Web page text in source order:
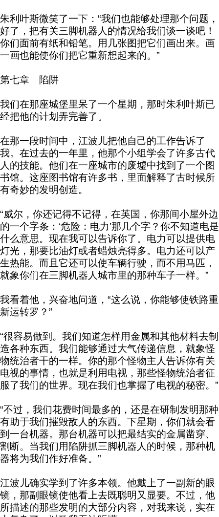
朱利叶斯微笑了一下：“我们也能够处理那个问题，
好了，把有关三脚机器人的情况给我们谈一谈吧！
你们面前有纸和铅笔。用几张图把它们画出来。画
一画也能使你们把它重新想起来的。”
第七章 陷阱
我们在那座城堡里呆了一个星期，那时朱利叶斯已
经把他的计划弄完善了。
在那一段时间中，江波儿把他自己的工作告诉了
我。在过去的一年里，他那个小组学会了许多古代
人的技能。他们在一座城市的废墟中找到了一个图
书馆。这座图书馆有许多书，里面解释了古时候所
有奇妙的发明创造。
“威尔，你还记得不记得，在英国，你那间小屋外边
的一个字条：‘危险：电力’那几个字？你不知道电是
什么意思。现在我可以告诉你了。电力可以提供电
灯光，那要比油灯或者蜡烛亮得多。电力还可以产
生热能。而且它还可以使车辆行驶，而不用马匹，
就象你们在三脚机器人城市里的那种车子一样。”
我看着他，兴奋地问道，“这么说，你能够使铁路重
新运转罗？”
“很容易做到。我们知道怎样用金属和其他材料去制
造各种东西。我们能够通过大气传递信息，就象怪
物统治者干的一样。你的那个怪物主人告诉你有关
电视的事情，也就是利用电视，那些怪物统治者征
服了我们的世界。现在我们也掌握了电视的秘密。”
“不过，我们花费时间最多的，还是在研制发明那种
有助于我们摧毁敌人的东西。下星期，你们就会看
到一台机器。那台机器可以把最结实的金属凿穿、
割断。当我们用陷阱抓三脚机器人的时候，那种机
器将为我们作好准备。”
江波儿确实学到了许多本领。他戴上了一副新的眼
镜，那副眼镜使他看上去既聪明又显要。不过，他
所描述的那些发明的大部分内容，对我来说，实在